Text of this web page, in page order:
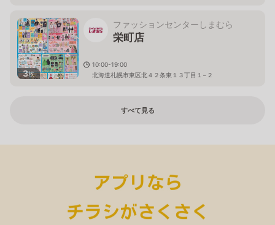
3枚
ファッションセンターしまむら
栄町店
10:00-19:00
北海道札幌市東区北４２条東１３丁目１−２
すべて見る